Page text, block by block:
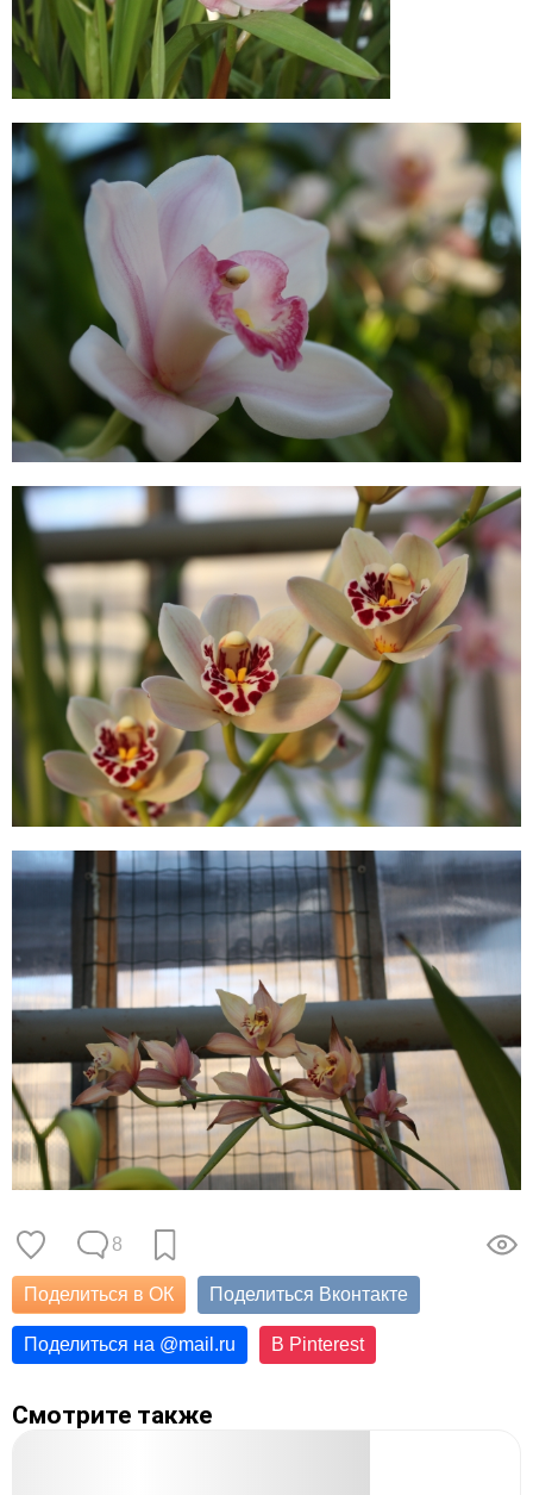
8
Поделиться в ОК Поделиться Вконтакте
Поделиться на @mail.ru В Pinterest
Смотрите также